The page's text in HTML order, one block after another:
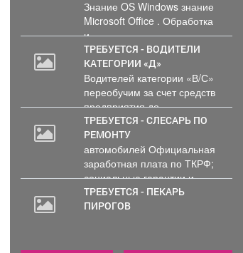
Знание OS Windows знание
Microsoft Office . Обработка
и...
ТРЕБУЕТСЯ - ВОДИТЕЛИ
КАТЕГОРИИ «Д»
Водителей категории «В/С»
переобучим за счет средств
предприятия до...
ТРЕБУЕТСЯ - СЛЕСАРЬ ПО
РЕМОНТУ
автомобилей Официальная
заработная плата по ТКРФ;
социальные гарантии и
уверенность в...
ТРЕБУЕТСЯ - ПЕКАРЬ
ПИРОГОВ